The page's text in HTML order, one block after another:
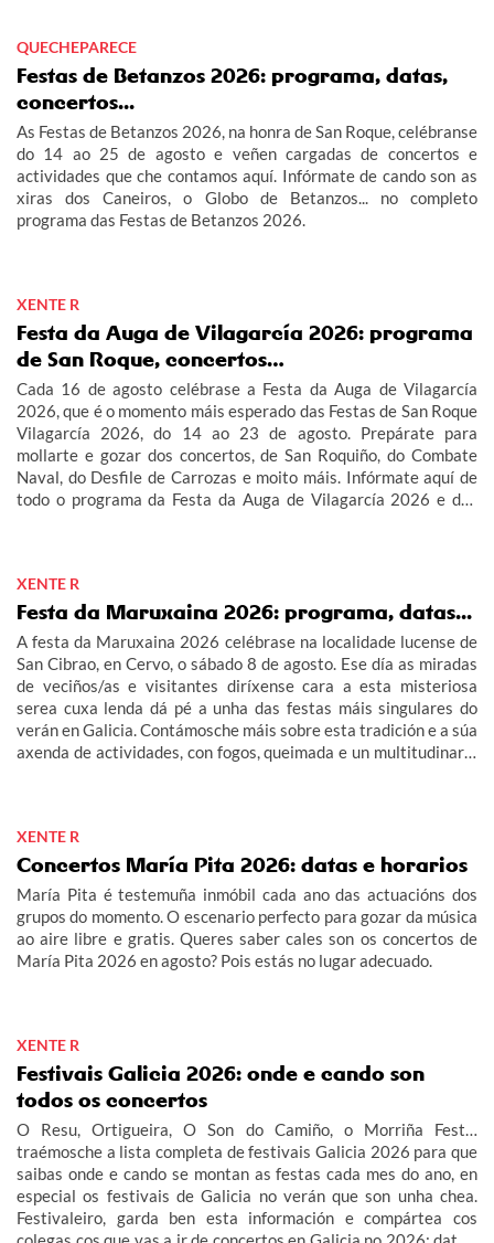
QUECHEPARECE
Festas de Betanzos 2026: programa, datas,
concertos...
As Festas de Betanzos 2026, na honra de San Roque, celébranse
do 14 ao 25 de agosto e veñen cargadas de concertos e
actividades que che contamos aquí. Infórmate de cando son as
xiras dos Caneiros, o Globo de Betanzos... no completo
programa das Festas de Betanzos 2026.
XENTE R
Festa da Auga de Vilagarcía 2026: programa
de San Roque, concertos…
Cada 16 de agosto celébrase a Festa da Auga de Vilagarcía
2026, que é o momento máis esperado das Festas de San Roque
Vilagarcía 2026, do 14 ao 23 de agosto. Prepárate para
mollarte e gozar dos concertos, de San Roquiño, do Combate
Naval, do Desfile de Carrozas e moito máis. Infórmate aquí de
todo o programa da Festa da Auga de Vilagarcía 2026 e das
XENTE R
Festa da Maruxaina 2026: programa, datas...
A festa da Maruxaina 2026 celébrase na localidade lucense de
San Cibrao, en Cervo, o sábado 8 de agosto. Ese día as miradas
de veciños/as e visitantes diríxense cara a esta misteriosa
serea cuxa lenda dá pé a unha das festas máis singulares do
verán en Galicia. Contámosche máis sobre esta tradición e a súa
axenda de actividades, con fogos, queimada e un multitudinario
XENTE R
Concertos María Pita 2026: datas e horarios
María Pita é testemuña inmóbil cada ano das actuacións dos
grupos do momento. O escenario perfecto para gozar da música
ao aire libre e gratis. Queres saber cales son os concertos de
María Pita 2026 en agosto? Pois estás no lugar adecuado.
XENTE R
Festivais Galicia 2026: onde e cando son
todos os concertos
O Resu, Ortigueira, O Son do Camiño, o Morriña Fest…
traémosche a lista completa de festivais Galicia 2026 para que
saibas onde e cando se montan as festas cada mes do ano, en
especial os festivais de Galicia no verán que son unha chea.
Festivaleiro, garda ben esta información e compártea cos